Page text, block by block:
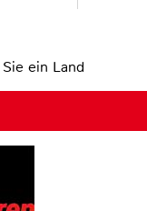
ein Land